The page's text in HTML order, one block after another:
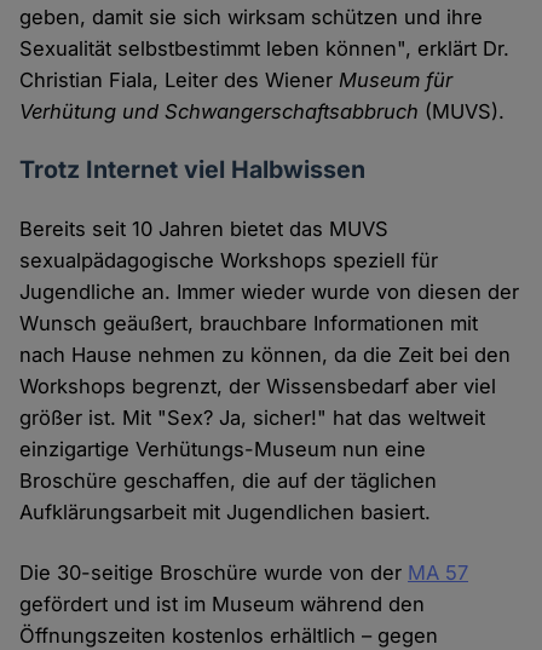
geben, damit sie sich wirksam schützen und ihre
Sexualität selbstbestimmt leben können", erklärt Dr.
Christian Fiala, Leiter des WienerMuseum für
Verhütung und Schwangerschaftsabbruch (MUVS).
Trotz Internet viel Halbwissen
Bereits seit 10 Jahren bietet das MUVS
sexualpädagogische Workshops speziell für
Jugendliche an. Immer wieder wurde von diesen der
Wunsch geäußert, brauchbare Informationen mit
nach Hause nehmen zu können, da die Zeit bei den
Workshops begrenzt, der Wissensbedarf aber viel
größer ist. Mit "Sex? Ja, sicher!" hat das weltweit
einzigartige Verhütungs-Museum nun eine
Broschüre geschaffen, die auf der täglichen
Aufklärungsarbeit mit Jugendlichen basiert.
Die 30-seitige Broschüre wurde von der MA 57
gefördert und ist im Museum während den
Öffnungszeiten kostenlos erhältlich – gegen